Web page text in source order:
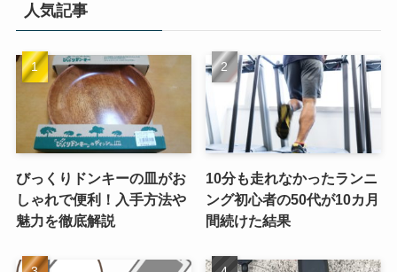
ブ
人気記事
びっくりドンキーの皿がお
しゃれで便利！入手方法や
魅力を徹底解説
10分も走れなかったランニ
ング初心者の50代が10カ月
間続けた結果